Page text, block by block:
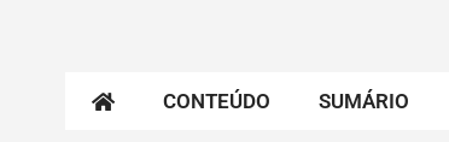
CONTEÚDO SUMÁRIO